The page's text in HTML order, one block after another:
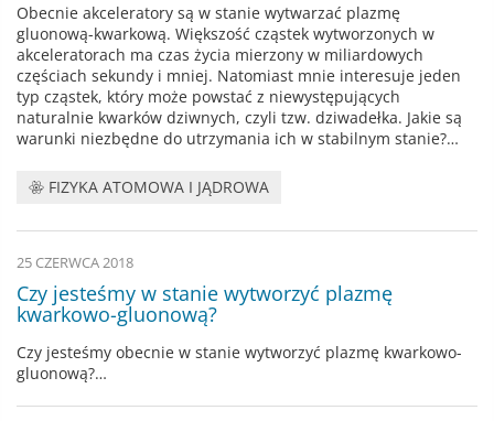
Obecnie akceleratory są w stanie wytwarzać plazmę
gluonową-kwarkową. Większość cząstek wytworzonych w
akceleratorach ma czas życia mierzony w miliardowych
częściach sekundy i mniej. Natomiast mnie interesuje jeden
typ cząstek, który może powstać z niewystępujących
naturalnie kwarków dziwnych, czyli tzw. dziwadełka. Jakie są
warunki niezbędne do utrzymania ich w stabilnym stanie?…
FIZYKA ATOMOWA I JĄDROWA
25 CZERWCA 2018
Czy jesteśmy w stanie wytworzyć plazmę
kwarkowo-gluonową?
Czy jesteśmy obecnie w stanie wytworzyć plazmę kwarkowo-
gluonową?…